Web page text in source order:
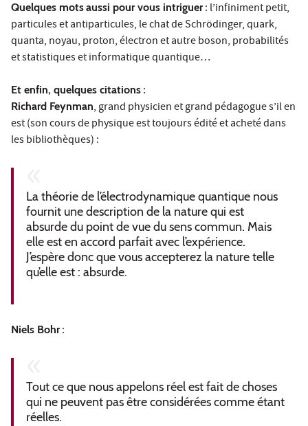
Quelques motsaussi pour vous intriguer: l’infiniment petit,
particules et antiparticules, le chat de Schrödinger, quark,
quanta, noyau, proton, électron et autre boson, probabilités
et statistiques et informatique quantique…
Et enfin, quelques citations :
Richard Feynman, grand physicien et grand pédagogue s’il en
est (son cours de physique est toujours édité et acheté dans
les bibliothèques) :
La théorie de l’électrodynamique quantique nous
fournit une description de la nature qui est
absurde du point de vue du sens commun. Mais
elle est en accord parfait avec l’expérience.
J’espère donc que vous accepterez la nature telle
qu’elle est : absurde.
Niels Bohr:
Tout ce que nous appelons réel est fait de choses
qui ne peuvent pas être considérées comme étant
réelles.